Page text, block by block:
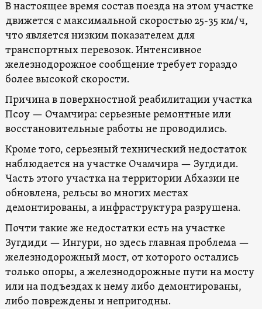
В настоящее время состав поезда на этом участке
движется с максимальной скоростью 25-35 км/ч,
что является низким показателем для
транспортных перевозок. Интенсивное
железнодорожное сообщение требует гораздо
более высокой скорости.
Причина в поверхностной реабилитации участка
Псоу — Очамчира: серьезные ремонтные или
восстановительные работы не проводились.
Кроме того, серьезный технический недостаток
наблюдается на участке Очамчира — Зугдиди.
Часть этого участка на территории Абхазии не
обновлена, рельсы во многих местах
демонтированы, а инфраструктура разрушена.
Почти такие же недостатки есть на участке
Зугдиди — Ингури, но здесь главная проблема —
железнодорожный мост, от которого остались
только опоры, а железнодорожные пути на мосту
или на подъездах к нему либо демонтированы,
либо повреждены и непригодны.